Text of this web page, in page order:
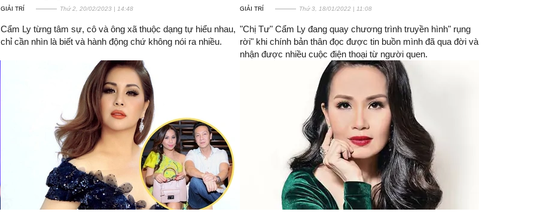
GIẢI TRÍ Thứ 2, 20/02/2023 | 14:48
Cẩm Ly từng tâm sự, cô và ông xã thuộc dạng tự hiểu nhau,
chỉ cần nhìn là biết và hành động chứ không nói ra nhiều.
GIẢI TRÍ Thứ 3, 18/01/2022 | 11:08
"Chị Tư" Cẩm Ly đang quay chương trình truyền hình" rụng
rời" khi chính bản thân đọc được tin buồn mình đã qua đời và
nhận được nhiều cuộc điện thoại từ người quen.